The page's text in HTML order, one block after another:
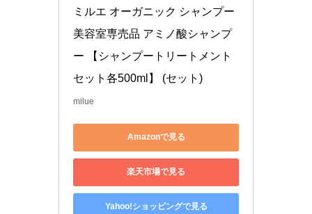
ミルエ オーガニック シャンプー
美容室専売品 アミノ酸シャンプ
ー 【シャンプートリートメント
セット各500ml】 (セット)
milue
Amazonで見る
楽天市場で見る
Yahoo!ショッピングで見る